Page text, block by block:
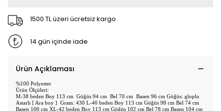
1500 TL üzeri ücretsiz kargo
14 gün içinde iade
Ürün Açıklaması
%100 Polyester
Ürün Ölçüleri:
M-38 beden Boy 113 cm Göğüs 94 cm Bel 70 cm Basen 96 cm Göğüs: gloplu
Astarlı [ Ara boy ] Gram: 430 L-40 beden Boy 113 cm Göğüs 98 cm Bel 74 cm
Basen 100 cm XL-42 beden Boy 113 cm Göğüs 102 cm Bel 78 cm Basen 104 cm